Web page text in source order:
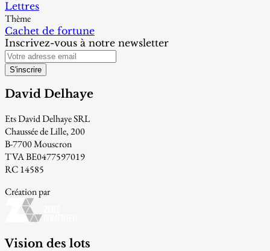
Lettres
Thème
Cachet de fortune
Inscrivez-vous à notre newsletter
S'inscrire
David Delhaye
Ets David Delhaye SRL
Chaussée de Lille, 200
B-7700 Mouscron
TVA BE0477597019
RC 14585
Création par
Vision des lots